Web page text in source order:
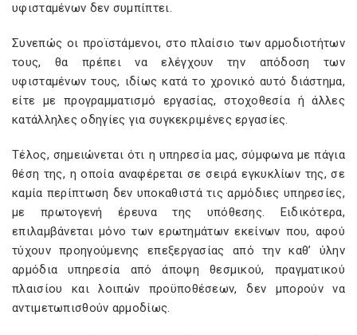
υφισταμένων δεν συμπίπτει.
Συνεπώς οι προϊστάμενοι, στο πλαίσιο των αρμοδιοτήτων
τους, θα πρέπει να ελέγχουν την απόδοση των
υφισταμένων τους, ιδίως κατά το χρονικό αυτό διάστημα,
είτε με προγραμματισμό εργασίας, στοχοθεσία ή άλλες
κατάλληλες οδηγίες για συγκεκριμένες εργασίες.
Τέλος, σημειώνεται ότι η υπηρεσία μας, σύμφωνα με πάγια
θέση της, η οποία αναφέρεται σε σειρά εγκυκλίων της, σε
καμία περίπτωση δεν υποκαθιστά τις αρμόδιες υπηρεσίες,
με πρωτογενή έρευνα της υπόθεσης. Ειδικότερα,
επιλαμβάνεται μόνο των ερωτημάτων εκείνων που, αφού
τύχουν προηγούμενης επεξεργασίας από την καθ’ ύλην
αρμόδια υπηρεσία από άποψη θεσμικού, πραγματικού
πλαισίου και λοιπών προϋποθέσεων, δεν μπορούν να
αντιμετωπισθούν αρμοδίως.